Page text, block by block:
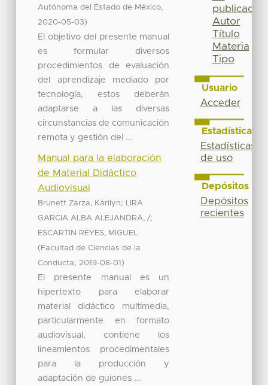
Autónoma del Estado de México,
2020-05-03)
El objetivo del presente manual
es formular diversos
procedimientos de evaluación
del aprendizaje mediado por
tecnología, estos deberán
adaptarse a las diversas
circunstancias de comunicación
remota y gestión del ...
Manual para la elaboración
de Material Didáctico
Audiovisual
Brunett Zarza, Kárilyn; LIRA
GARCIA ALBA ALEJANDRA, /;
ESCARTIN REYES, MIGUEL
( Facultad de Ciencias de la
Conducta, 2019-08-01 )
El presente manual es un
hipertexto para elaborar
material didáctico multimedia,
particularmente en formato
audiovisual, contiene los
lineamientos procedimentales
para la producción y
adaptación de guiones ...
publicación
Autor
Título
Materia
Tipo
Usuario
Acceder
Estadísticas
Estadísticas
de uso
Depósitos
Depósitos
recientes